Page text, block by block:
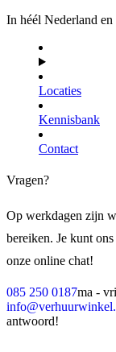
In héél Nederland
Locaties
Kennisbank
Contact
Vragen?
Op werkdagen zijn
bereiken. Je kunt
onze online chat!
085 250 0187ma -
antwoord!